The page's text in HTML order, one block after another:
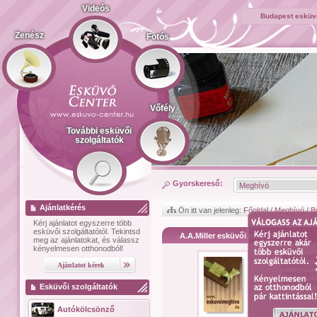
Budapest
Zenész
Videós
Fotós
Vőfély
További esküvői
szolgáltatók
Ajánlatkérés
Kérj ajánlatot egyszerre több
esküvői szolgáltatótól. Tekintsd
meg az ajánlatokat, és válassz
kényelmesen otthonodból!
Esküvői szolgáltatók
Autókölcsönző
Gyorskereső:
Ön itt van jelenleg: Főoldal/Meghívó/
A.A.Miller esküvői meghívók